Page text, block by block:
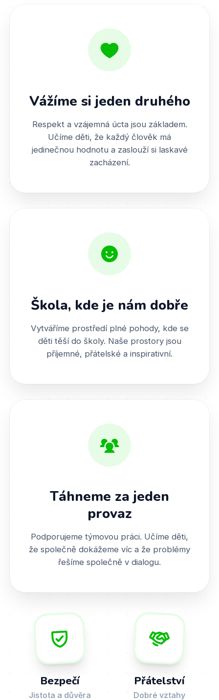
Vážíme si jeden druhého
Respekt a vzájemná úcta jsou základem.
Učíme děti, že každý člověk má
jedinečnou hodnotu a zaslouží si laskavé
zacházení.
Škola, kde je nám dobře
Vytváříme prostředí plné pohody, kde se
děti těší do školy. Naše prostory jsou
příjemné, přátelské a inspirativní.
Táhneme za jeden
provaz
Podporujeme týmovou práci. Učíme děti,
že společně dokážeme víc a že problémy
řešíme společně v dialogu.
Bezpečí
Jistota a důvěra
Přátelství
Dobré vztahy